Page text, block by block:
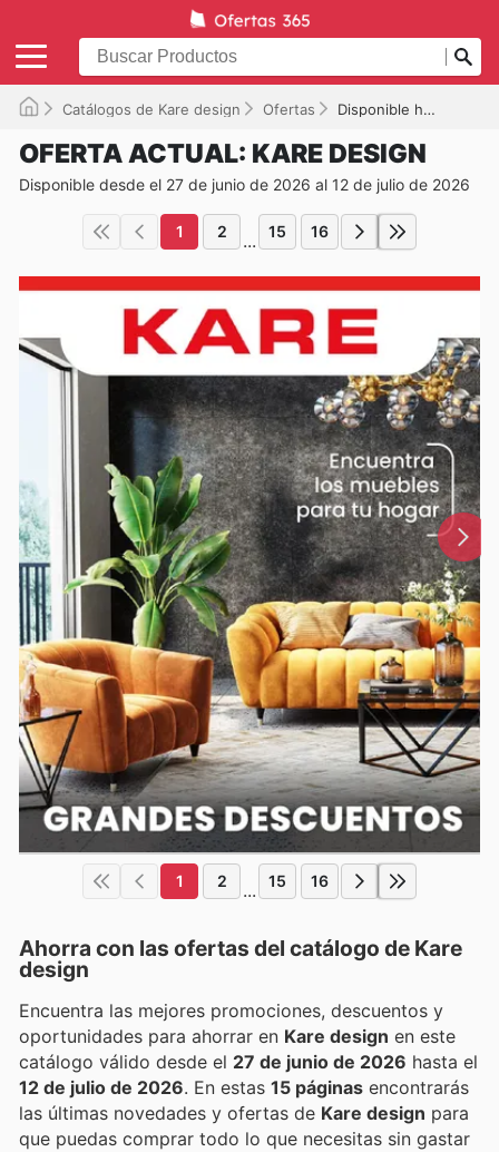
Catálogos de Kare design Ofertas Disponible hasta el 12/07/2026
OFERTA ACTUAL: KARE DESIGN
Disponible desde el 27 de junio de 2026 al 12 de julio de 2026
1 2 ... 15 16
1 2 ... 15 16
Ahorra con las ofertas del catálogo de Kare
design
Encuentra las mejores promociones, descuentos y
oportunidades para ahorrar en Kare design en este
catálogo válido desde el 27 de junio de 2026 hasta el
12 de julio de 2026 . En estas 15 páginas encontrarás
las últimas novedades y ofertas de Kare design para
que puedas comprar todo lo que necesitas sin gastar